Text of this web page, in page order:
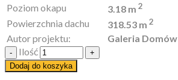
Poziom okapu 3.18 m 2
Powierzchnia dachu 318.53 m 2
Autor projektu:
Galeria Domów
Ilość
Dodaj do koszyka